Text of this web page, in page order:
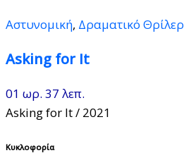
Αστυνομική, Δραματικό Θρίλερ
Asking for It
01 ωρ. 37 λεπ.
Asking for It/ 2021
Κυκλοφορία